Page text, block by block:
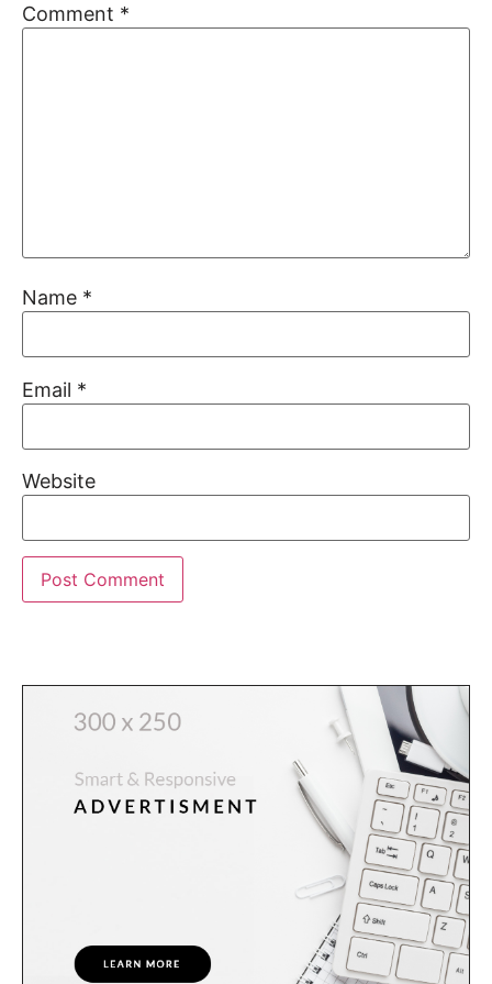
Comment *
Name *
Email *
Website